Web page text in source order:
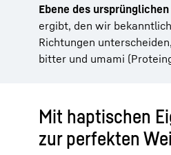
Ebene des
ergibt, den wir
Richtungen
bitter und umami
Mit haptischen
zur perfekten